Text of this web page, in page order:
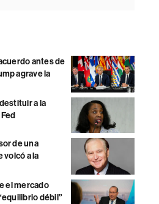
antes de
agrave la
a la
de una
volcó a la
el mercado
débil”